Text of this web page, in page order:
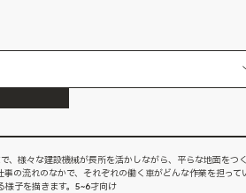
、様々な建設機械が長所を活かしながら、平らな地面をつ
の流れのなかで、それぞれの働く車がどんな作業を担っ
様子を描きます。5~6才向け